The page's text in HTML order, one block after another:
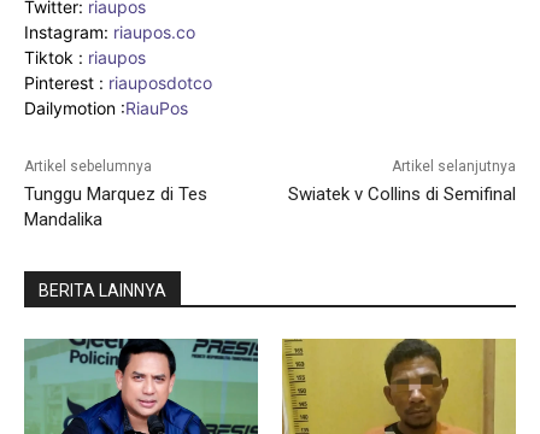
Twitter: riaupos
Instagram: riaupos.co
Tiktok : riaupos
Pinterest : riauposdotco
Dailymotion :RiauPos
Artikel sebelumnya
Tunggu Marquez di Tes
Mandalika
Artikel selanjutnya
Swiatek v Collins di Semifinal
BERITA LAINNYA